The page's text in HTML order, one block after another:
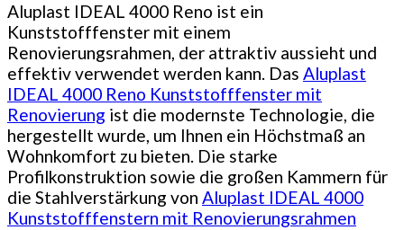
Aluplast IDEAL 4000 Reno ist ein
Kunststofffenster mit einem
Renovierungsrahmen, der attraktiv aussieht und
effektiv verwendet werden kann. Das Aluplast
IDEAL 4000 Reno Kunststofffenster mit
Renovierung ist die modernste Technologie, die
hergestellt wurde, um Ihnen ein Höchstmaß an
Wohnkomfort zu bieten. Die starke
Profilkonstruktion sowie die großen Kammern für
die Stahlverstärkung von Aluplast IDEAL 4000
Kunststofffenstern mit Renovierungsrahmen